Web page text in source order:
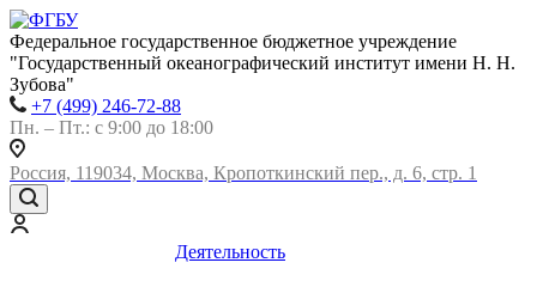
Федеральное государственное бюджетное учреждение
"Государственный океанографический институт имени Н. Н.
Зубова"
+7 (499) 246-72-88
Пн. – Пт.: с 9:00 до 18:00
Россия, 119034, Москва, Кропоткинский пер., д. 6, стр. 1
Деятельность